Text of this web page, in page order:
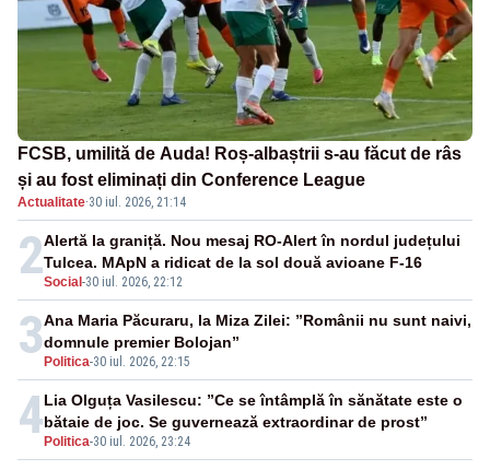
FCSB, umilită de Auda! Roș-albaștrii s-au făcut de râs
și au fost eliminați din Conference League
Actualitate·30 iul. 2026, 21:14
2Social -30 iul. 2026, 22:12
Alertă la graniță. Nou mesaj RO-Alert în nordul județului
Tulcea. MApN a ridicat de la sol două avioane F-16
3 Politica-30 iul. 2026, 22:15
Ana Maria Păcuraru, la Miza Zilei: ”Românii nu sunt naivi,
domnule premier Bolojan”
4 Politica-30 iul. 2026, 23:24
Lia Olguța Vasilescu: ”Ce se întâmplă în sănătate este o
bătaie de joc. Se guvernează extraordinar de prost”